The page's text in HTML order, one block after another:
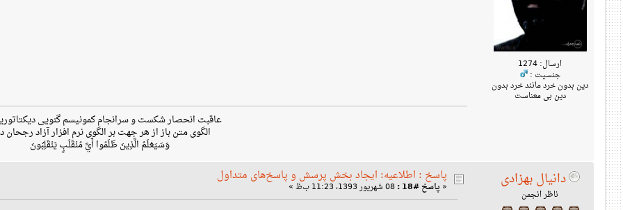
ارسال: 1274
جنسیت :
دین بدون خرد مانند خرد بدون
دین بی معناست
عاقبت انحصار شکست و سرانجام کمونیسم گنویی
الگوی متن باز از هر جهت بر الگوی نرم افزار آزاد رجحان
وَسَيَعْلَمُ الَّذِينَ ظَلَمُوا أَيَّ مُنْقَلَبٍ يَنْقَلِبُونَ
دانیال بهزادی
ناظر انجمن
پاسخ : اطلاعیه: ایجاد بخش پرسش و پاسخ‌های متداول
« پاسخ #18 :